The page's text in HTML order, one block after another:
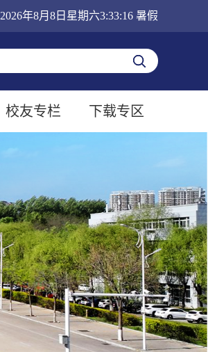
2026年8月8日星期六3:33:17 暑假
校友专栏 下载专区